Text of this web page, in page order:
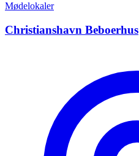
Mødelokaler
Christianshavn Beboerhus